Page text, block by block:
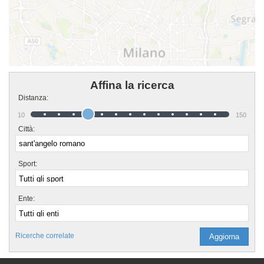
Affina la ricerca
Distanza:
10 150
Città:
Sport:
Ente:
Ricerche correlate